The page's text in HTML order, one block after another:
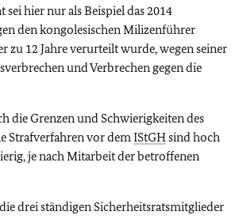
sei hier nur als Beispiel das 2014
den kongolesischen Milizenführer
zu 12 Jahre verurteilt wurde, wegen seiner
und Verbrechen gegen die
die Grenzen und Schwierigkeiten des
Strafverfahren vor demIStGHsind hoch
je nach Mitarbeit der betroffenen
drei ständigen Sicherheitsratsmitglieder